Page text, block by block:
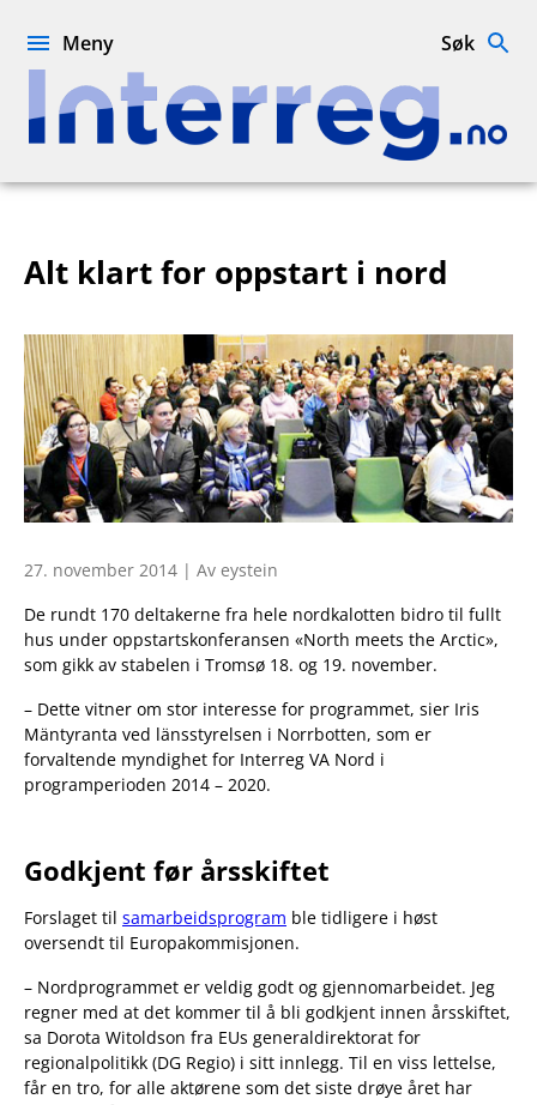
Interreg.no
Meny Søk
Alt klart for oppstart i nord
27. november 2014 | Av eystein
De rundt 170 deltakerne fra hele nordkalotten bidro til fullt
hus under oppstartskonferansen «North meets the Arctic»,
som gikk av stabelen i Tromsø 18. og 19. november.
– Dette vitner om stor interesse for programmet, sier Iris
Mäntyranta ved länsstyrelsen i Norrbotten, som er
forvaltende myndighet for Interreg VA Nord i
programperioden 2014 – 2020.
Godkjent før årsskiftet
Forslaget til samarbeidsprogram ble tidligere i høst
oversendt til Europakommisjonen.
– Nordprogrammet er veldig godt og gjennomarbeidet. Jeg
regner med at det kommer til å bli godkjent innen årsskiftet,
sa Dorota Witoldson fra EUs generaldirektorat for
regionalpolitikk (DG Regio) i sitt innlegg. Til en viss lettelse,
får en tro, for alle aktørene som det siste drøye året har